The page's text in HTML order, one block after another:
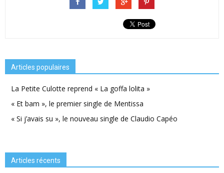
Articles populaires
La Petite Culotte reprend « La goffa lolita »
« Et bam », le premier single de Mentissa
« Si j’avais su », le nouveau single de Claudio Capéo
Articles récents